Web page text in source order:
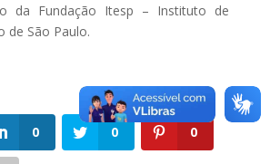
da Fundação Itesp – Instituto de
de São Paulo.
0 0 0